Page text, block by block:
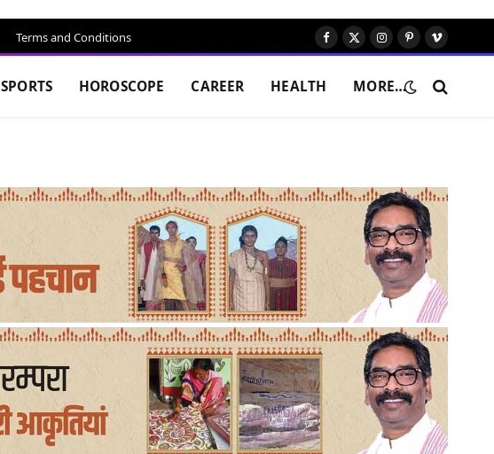
Terms and Conditions Facebook
X
Instagram
Pinterest
Vimeo
SPORTS HOROSCOPE CAREER HEALTH MORE…